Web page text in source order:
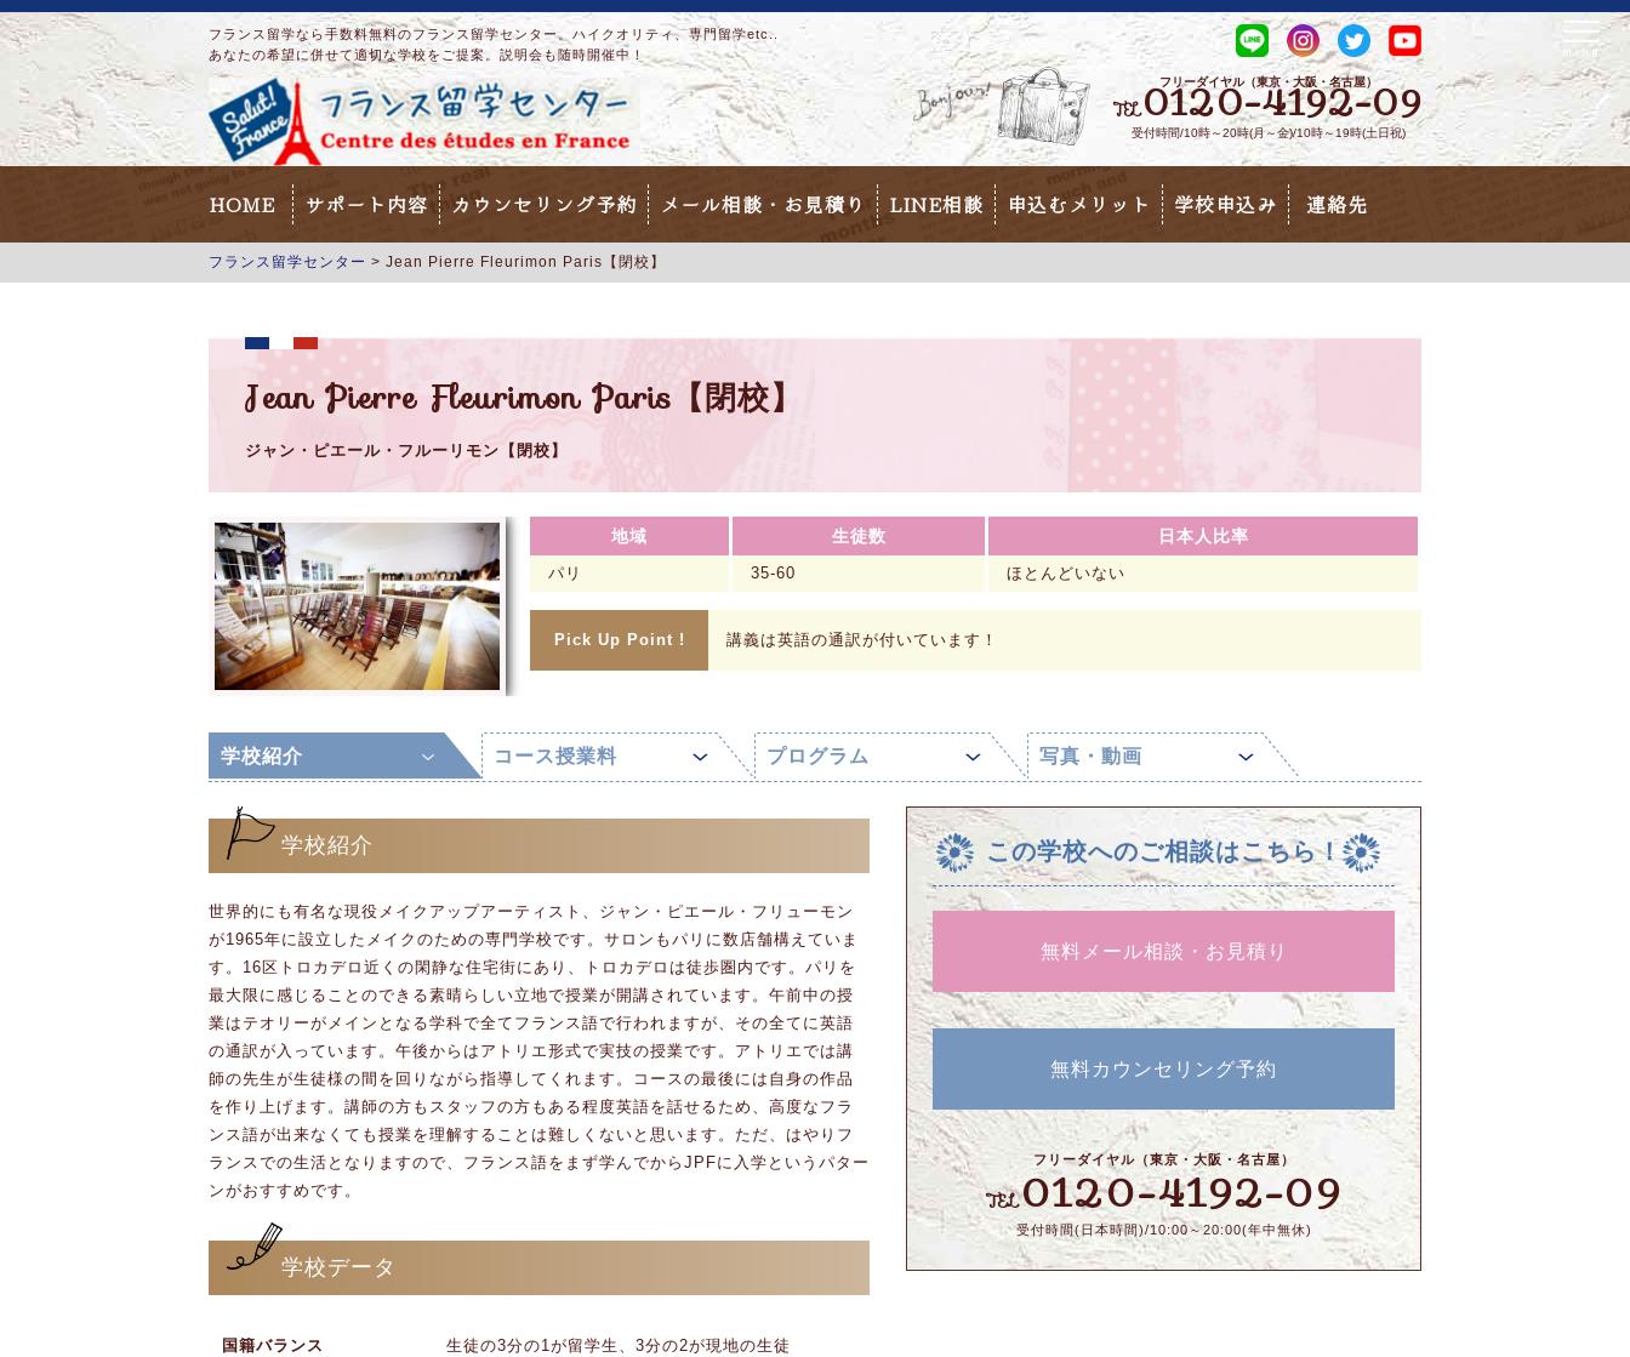
フランス留学なら手数料無料のフランス留学センター。ハイクオリティ、専門留学etc..
あなたの希望に併せて適切な学校をご提案。説明会も随時開催中！
フリーダイヤル（東京・大阪・名古屋）
TEL0120-4192-09
受付時間/10時～20時(月～金)/10時～19時(土日祝)
HOME サポート内容 カウンセリング予約 メール相談・お見積り LINE相談 申込むメリット 学校申込み 連絡先
フランス留学センター > Jean Pierre Fleurimon Paris【閉校】
Jean Pierre Fleurimon Paris【閉校】
ジャン・ピエール・フルーリモン【閉校】
地域 生徒数 日本人比率
パリ 35-60 ほとんどいない
Pick Up Point ! 講義は英語の通訳が付いています！
学校紹介 コース授業料 プログラム 写真・動画
学校紹介
世界的にも有名な現役メイクアップアーティスト、ジャン・ピエール・フリューモン
が1965年に設立したメイクのための専門学校です。サロンもパリに数店舗構えていま
す。16区トロカデロ近くの閑静な住宅街にあり、トロカデロは徒歩圏内です。パリを
最大限に感じることのできる素晴らしい立地で授業が開講されています。午前中の授
業はテオリーがメインとなる学科で全てフランス語で行われますが、その全てに英語
の通訳が入っています。午後からはアトリエ形式で実技の授業です。アトリエでは講
師の先生が生徒様の間を回りながら指導してくれます。コースの最後には自身の作品
を作り上げます。講師の方もスタッフの方もある程度英語を話せるため、高度なフラ
ンス語が出来なくても授業を理解することは難しくないと思います。ただ、はやりフ
ランスでの生活となりますので、フランス語をまず学んでからJPFに入学というパター
ンがおすすめです。
学校データ
国籍バランス 生徒の3分の1が留学生、3分の2が現地の生徒
この学校へのご相談はこちら！
無料メール相談・お見積り
無料カウンセリング予約
フリーダイヤル（東京・大阪・名古屋）
TEL0120-4192-09
受付時間(日本時間)/10:00～20:00(年中無休)